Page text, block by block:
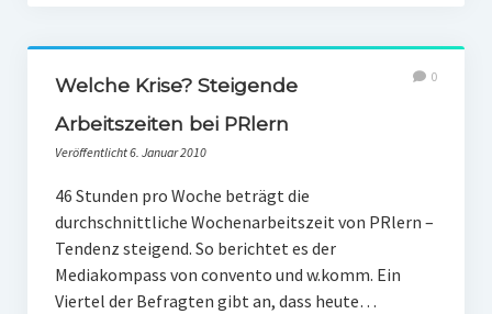
Wasserknappheit in Deutschland
Klimaneutrales Tanken
Welche Krise? Steigende
Arbeitszeiten bei PRlern
Veröffentlicht 6. Januar 2010
0
46 Stunden pro Woche beträgt die
durchschnittliche Wochenarbeitszeit von PRlern –
Tendenz steigend. So berichtet es der
Mediakompass von convento und w.komm. Ein
Viertel der Befragten gibt an, dass heute…